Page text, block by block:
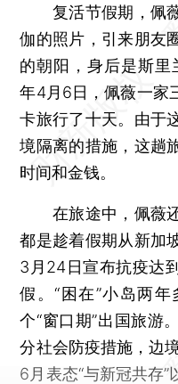
复活节假期，佩薇
伽的照片，引来朋友
的朝阳，身后是斯
年4月6日，佩薇一家
卡旅行了十天。由于
境隔离的措施，这趟
时间和金钱。
在旅途中，佩薇还
都是趁着假期从新加
3月24日宣布抗疫达
假。“困在”小岛两
个“窗口期”出国旅游
分社会防疫措施，边
6月表态“与新冠共存